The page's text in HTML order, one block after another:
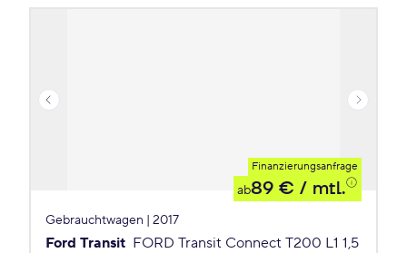
Finanzierungsanfrage
ab89 € / mtl.
Gebrauchtwagen | 2017
Ford Transit FORD Transit Connect T200 L1 1,5